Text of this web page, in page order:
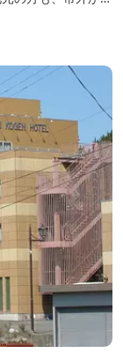
ます。今まで人
テナタイプの宿
べ阿下